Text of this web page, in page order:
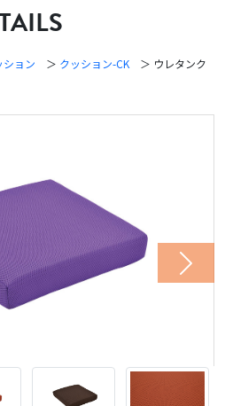
ション ＞ クッション-CK ＞ ウレタンク
Next